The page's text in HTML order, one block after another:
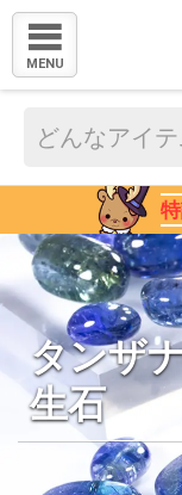
MENU
タンザ
生石